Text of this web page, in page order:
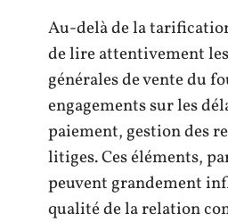
Au-delà de la
de lire attentivement
générales de vente du
engagements sur les
paiement, gestion des
litiges. Ces éléments,
peuvent grandement
qualité de la relation